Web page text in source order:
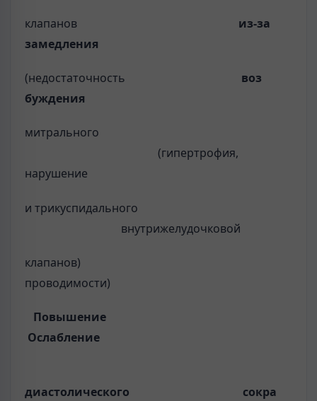
клапанов из-за
замедления
(недостаточность воз­
буждения
митрального
(гипертрофия,
нарушение
и трикуспидального
внутрижелудочковой
клапанов)
проводимости)
Повышение
Ослабление
диастолического сокра­